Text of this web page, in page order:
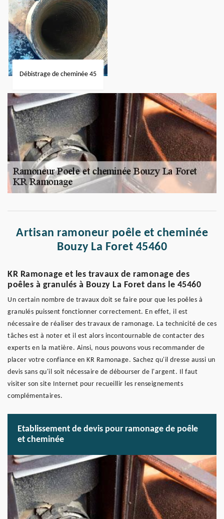
Débistrage de cheminée 45
Artisan ramoneur poêle et cheminée
Bouzy La Foret 45460
KR Ramonage et les travaux de ramonage des
poêles à granulés à Bouzy La Foret dans le 45460
Un certain nombre de travaux doit se faire pour que les poêles à
granulés puissent fonctionner correctement. En effet, il est
nécessaire de réaliser des travaux de ramonage. La technicité de ces
tâches est à noter et il est alors incontournable de contacter des
experts en la matière. Ainsi, nous pouvons vous recommander de
placer votre confiance en KR Ramonage. Sachez qu'il dresse aussi un
devis sans qu'il soit nécessaire de débourser de l'argent. Il faut
visiter son site Internet pour recueillir les renseignements
complémentaires.
Etablissement de devis pour ramonage de poêle
et cheminée